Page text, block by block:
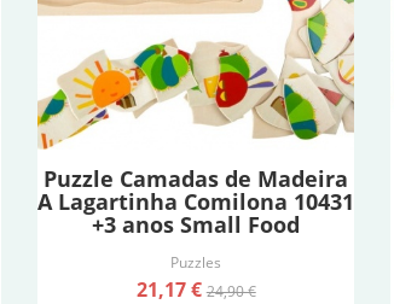
Puzzle Camadas de Madeira
A Lagartinha Comilona 10431
+3 anos Small Food
Puzzles
21,17 €24,90 €